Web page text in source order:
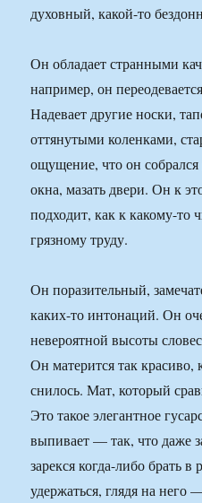
духовный, какой-то
Он обладает странными
например, он
Надевает другие носки,
оттянутыми коленками,
ощущение, что он собрался
окна, мазать двери. Он к
подходит, как к какому-то
грязному труду.
Он поразительный,
каких-то интонаций. Он
невероятной высоты
Он матерится так
снилось. Мат, который
Это такое элегантное
выпивает — так, что даже
зарекся когда-либо брать
удержаться, глядя на него